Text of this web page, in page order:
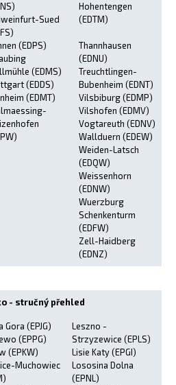
Sued
(EDPS)
(EDMS)
(EDDS)
(EDMT)
Hohentengen
(EDTM)
Thannhausen
(EDNU)
Treuchtlingen-
Bubenheim (EDNT)
Vilsbiburg (EDMP)
Vilshofen (EDMV)
Vogtareuth (EDNV)
Wallduern (EDEW)
Weiden-Latsch
(EDQW)
Weissenhorn
(EDNW)
Wuerzburg
Schenkenturm
(EDFW)
Zell-Haidberg
(EDNZ)
- stručný přehled
Gora (EPJG)
(EPPG)
(EPKW)
Muchowiec
Leszno -
Strzyzewice (EPLS)
Lisie Katy (EPGI)
Lososina Dolna
(EPNL)